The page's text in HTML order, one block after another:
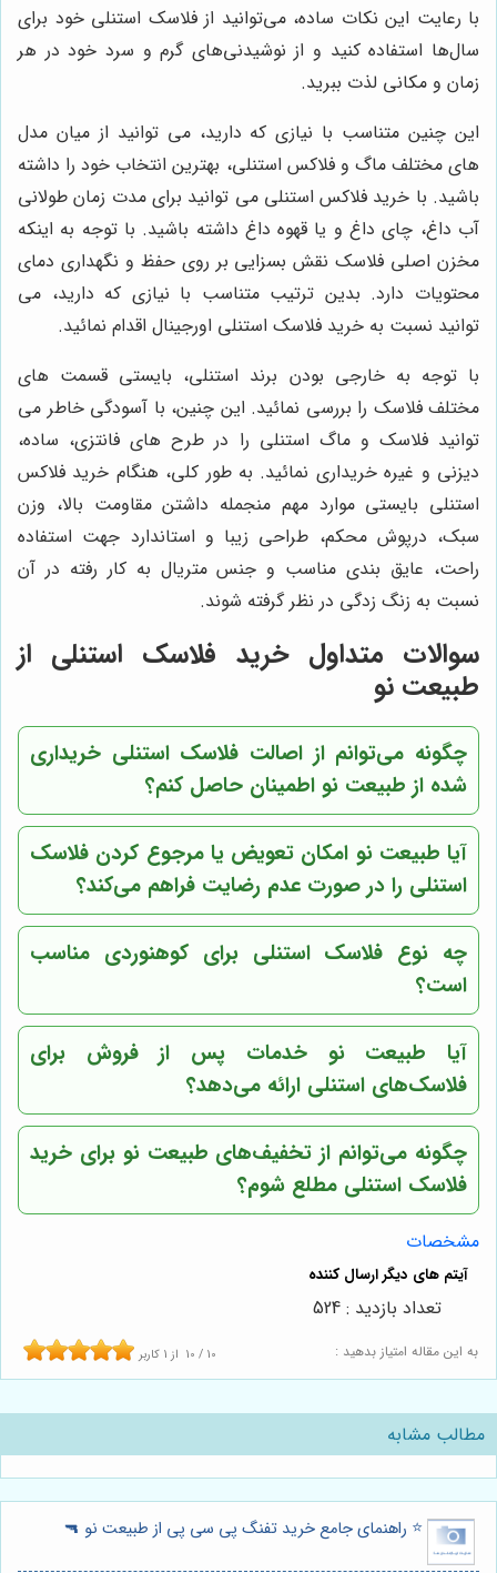
با رعایت این نکات ساده، می‌توانید از فلاسک استنلی خود برای
سال‌ها استفاده کنید و از نوشیدنی‌های گرم و سرد خود در هر
زمان و مکانی لذت ببرید.
این چنین متناسب با نیازی که دارید، می توانید از میان مدل
های مختلف ماگ و فلاکس استنلی، بهترین انتخاب خود را داشته
باشید. با خرید فلاکس استنلی می توانید برای مدت زمان طولانی
آب داغ، چای داغ و یا قهوه داغ داشته باشید. با توجه به اینکه
مخزن اصلی فلاسک نقش بسزایی بر روی حفظ و نگهداری دمای
محتویات دارد. بدین ترتیب متناسب با نیازی که دارید، می
توانید نسبت به خرید فلاسک استنلی اورجینال اقدام نمائید.
با توجه به خارجی بودن برند استنلی، بایستی قسمت های
مختلف فلاسک را بررسی نمائید. این چنین، با آسودگی خاطر می
توانید فلاسک و ماگ استنلی را در طرح های فانتزی، ساده،
دیزنی و غیره خریداری نمائید. به طور کلی، هنگام خرید فلاکس
استنلی بایستی موارد مهم منجمله داشتن مقاومت بالا، وزن
سبک، درپوش محکم، طراحی زیبا و استاندارد جهت استفاده
راحت، عایق بندی مناسب و جنس متریال به کار رفته در آن
نسبت به زنگ زدگی در نظر گرفته شوند.
سوالات متداول خرید فلاسک استنلی از
طبیعت نو
چگونه می‌توانم از اصالت فلاسک استنلی خریداری
شده از طبیعت نو اطمینان حاصل کنم؟
آیا طبیعت نو امکان تعویض یا مرجوع کردن فلاسک
استنلی را در صورت عدم رضایت فراهم می‌کند؟
چه نوع فلاسک استنلی برای کوهنوردی مناسب
است؟
آیا طبیعت نو خدمات پس از فروش برای
فلاسک‌های استنلی ارائه می‌دهد؟
چگونه می‌توانم از تخفیف‌های طبیعت نو برای خرید
فلاسک استنلی مطلع شوم؟
مشخصات
به این مقاله امتیاز بدهید : 10 / 10 از 1 کاربر
تعداد بازدید : 524
مطالب مشابه
⭐️ راهنمای جامع خرید تفنگ پی سی پی از طبیعت نو 🔫